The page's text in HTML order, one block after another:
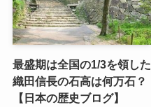
最盛期は全国の1/3を領した
織田信長の石高は何万石？
【日本の歴史ブログ】